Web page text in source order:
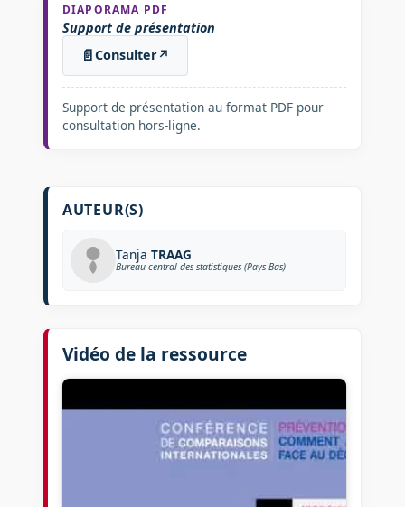
DIAPORAMA PDF
Support de présentation
📄Consulter↗
Support de présentation au format PDF pour
consultation hors-ligne.
AUTEUR(S)
Tanja TRAAG
Bureau central des statistiques (Pays-Bas)
Vidéo de la ressource